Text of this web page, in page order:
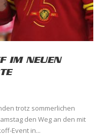
IM NEUEN
trotz sommerlichen
den Weg an den mit
Event in...